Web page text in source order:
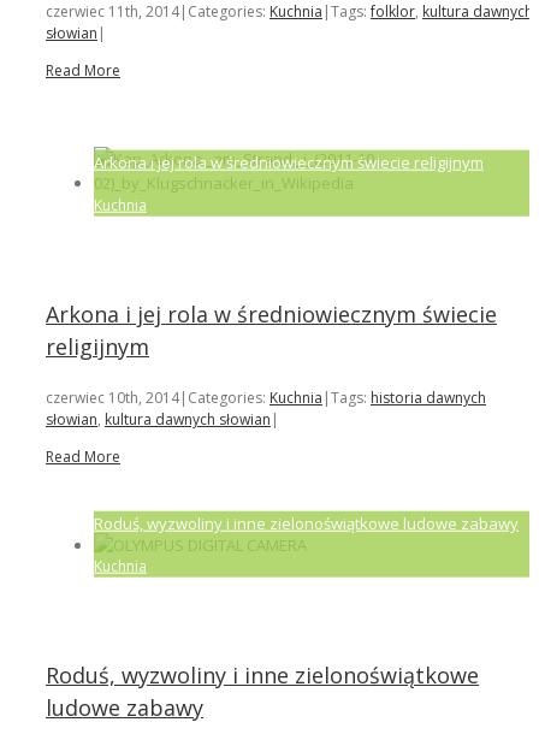
czerwiec 11th, 2014| Categories: Kuchnia |Tags:folklor, kultura dawnych
słowian |
Read More
Arkona i jej rola w średniowiecznym świecie religijnym
Kuchnia
Arkona i jej rola w średniowiecznym świecie
religijnym
czerwiec 10th, 2014| Categories: Kuchnia |Tags: historia dawnych
słowian, kultura dawnych słowian |
Read More
Roduś, wyzwoliny i inne zielonoświątkowe ludowe zabawy
Kuchnia
Roduś, wyzwoliny i inne zielonoświątkowe
ludowe zabawy